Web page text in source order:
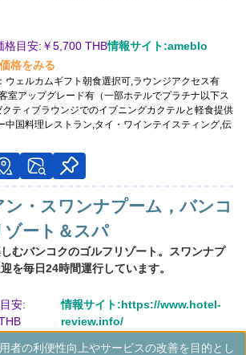
格目安:￥5,700 THB情報サイト:ameblo
格をみる
ウェルカムギフト朝食選択可,ラウンジアクセス有
室アップグレード有（一部ホテルでプラチナ以下ス
ティブラウンジでのイブニングカクテルと軽食提供
中国料理レストラン,タイ・ワインテイスティング,伝
・スワンナプーム，バンコ
ート＆スパ
むバンコクのゴルフリゾート。スワンナプ
を毎日24時間運行しています。
安:
情報サイト:https://www.hotel-
review.info/
者の利便性向上やサービスの改善を目的とし